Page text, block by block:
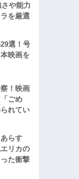
や能力
を厳選
選！号
映画を
！映画
ごめ
れてい
らす
リカの
た衝撃